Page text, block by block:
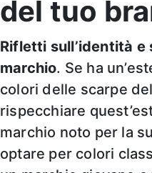
del tuo
Rifletti sull’identità
marchio. Se ha
colori delle scarpe
rispecchiare
marchio noto per la
optare per colori